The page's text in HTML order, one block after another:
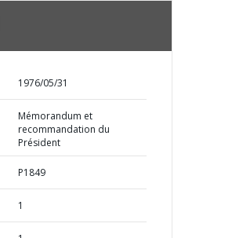
1976/05/31
Mémorandum et
recommandation du
Président
P1849
1